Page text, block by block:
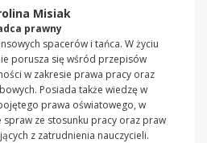
Misiak
prawny
spacerów i tańca. W życiu
porusza się wśród przepisów
w zakresie prawa pracy oraz
Posiada także wiedzę w
prawa oświatowego, w
spraw ze stosunku pracy oraz praw
z zatrudnienia nauczycieli.